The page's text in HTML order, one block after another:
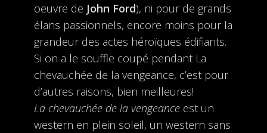
oeuvre de John Ford), ni pour de grands
élans passionnels, encore moins pour la
grandeur des actes héroïques édifiants.
Si on a le souffle coupé pendant La
chevauchée de la vengeance, c’est pour
d’autres raisons, bien meilleures!
La chevauchée de la vengeanceest un
western en plein soleil, un western sans